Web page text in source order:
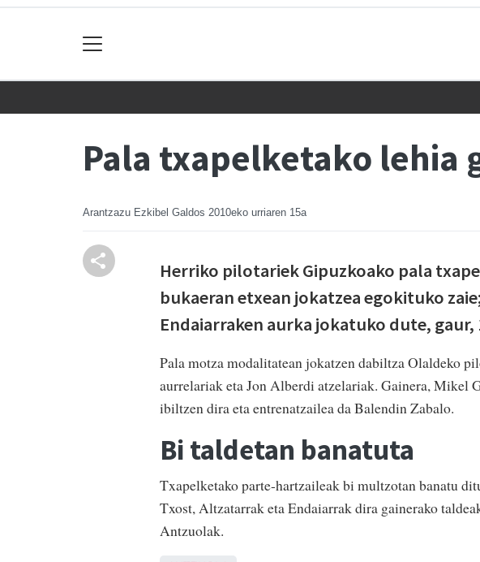
Pala txapelketako lehia
Arantzazu Ezkibel Galdos 2010eko urriaren 15a
Herriko pilotariek Gipuzkoako pala
bukaeran etxean jokatzea egokituko
Endaiarraken aurka jokatuko dute, gaur,
Pala motza modalitatean jokatzen dabiltza Olaldeko
aurrelariak eta Jon Alberdi atzelariak. Gainera, Mikel
ibiltzen dira eta entrenatzailea da Balendin Zabalo.
Bi taldetan banatuta
Txapelketako parte-hartzaileak bi multzotan banatu
Txost, Altzatarrak eta Endaiarrak dira gainerako
Antzuolak.